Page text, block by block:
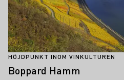
HÖJDPUNKT INOM VINKULTUREN
Boppard Hamm